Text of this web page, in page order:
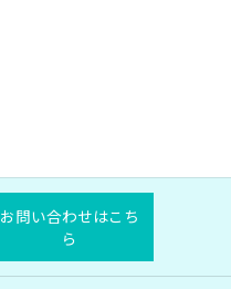
お問い合わせはこち
ら